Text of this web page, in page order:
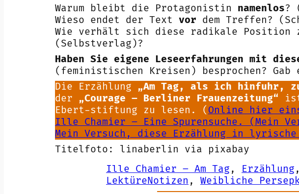
Warum bleibt die Protagonistin namenlos?
Wieso endet der Text vor dem Treffen?
Wie verhält sich diese radikale Position
(Selbstverlag)?
Haben Sie eigene Leseerfahrungen mit
(feministischen Kreisen) besprochen? Gab
Die Erzählung „Am Tag, als ich hinfuhr,
der „Courage – Berliner Frauenzeitung“
Ebert-stiftung zu lesen. ( Online hier
Ille Chamier – Eine Spurensuche. (Mein
Mein Versuch, diese Erzählung in lyrische
Titelfoto: linaberlin via pixabay
Ille Chamier – Am Tag , Erzählung
LektüreNotizen , Weibliche